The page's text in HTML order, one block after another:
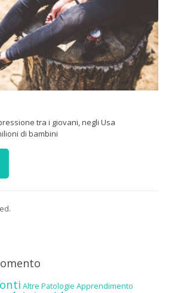
tra i giovani, negli Usa
di bambini
Altre Patologie Apprendimento